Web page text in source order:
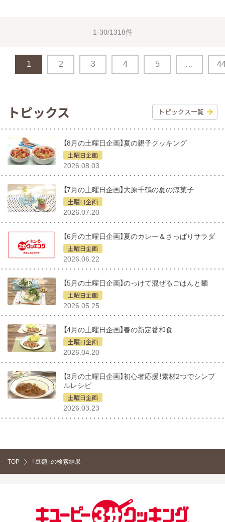
1-30/1318件
1 2 3 4 5 …
トピックス トピックス一覧
【8月の土曜日企画】夏の親子クッキング
土曜日企画
2026.08.03
【7月の土曜日企画】大原千鶴の夏の涼菓子
土曜日企画
2026.07.20
【6月の土曜日企画】夏のカレー＆さっぱりサラダ
土曜日企画
2026.06.22
【5月の土曜日企画】のっけて混ぜるごはんと麺
土曜日企画
2026.05.25
【4月の土曜日企画】春の新定番和食
土曜日企画
2026.04.20
【3月の土曜日企画】初心者応援！素材2つでシンプ
ルレシピ
土曜日企画
2026.03.23
TOP 「豆類」の検索結果